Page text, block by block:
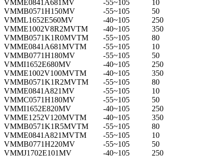
VMME0841A681MV
-55~105
10
VMMB0571H150MV
-55~105
50
VMML1652E560MV
-40~105
250
VMME1002V8R2MVTM
-40~105
350
VMMB0571K1R0MVTM
-55~105
80
VMME0841A681MVTM
-55~105
10
VMMB0771H180MV
-55~105
50
VMMI1652E680MV
-40~105
250
VMME1002V100MVTM
-40~105
350
VMMB0571K1R2MVTM
-55~105
80
VMME0841A821MV
-55~105
10
VMMC0571H180MV
-55~105
50
VMMI1652E820MV
-40~105
250
VMME1252V120MVTM
-40~105
350
VMMB0571K1R5MVTM
-55~105
80
VMME0841A821MVTM
-55~105
10
VMMB0771H220MV
-55~105
50
VMMJ1702E101MV
-40~105
250